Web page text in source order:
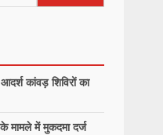
कांवड़ शिविरों का
मामले में मुकदमा दर्ज